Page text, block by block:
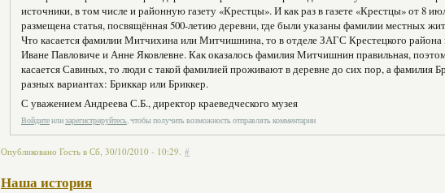
источники, в том числе и районную газету «Крестцы». И как раз в газете «Крестцы» от 8
размещена статья, посвящённая 500-летию деревни, где были указаны фамилии местных
Что касается фамилии Митчихина или Митчишнина, то в отделе ЗАГС Крестецкого
Иване Павловиче и Анне Яковлевне. Как оказалось фамилия Митчишнин правильная,
касается Савиных, то люди с такой фамилией проживают в деревне до сих пор, а фамилия
разных вариантах: Бриккар или Бриккер.
С уважением Андреева С.Б., директор краеведческого музея
Войдитеилизарегистрируйтесь, чтобы получить возможность отправлять комментарии
Опубликовано Гость в Сб, 30/10/2010 - 10:29. #
Наша история